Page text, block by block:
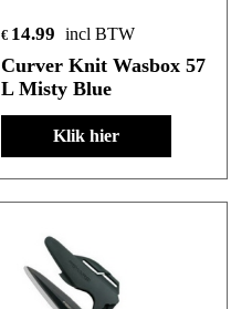
€ 14.99 incl BTW
Curver Knit Wasbox 57
L Misty Blue
Klik hier